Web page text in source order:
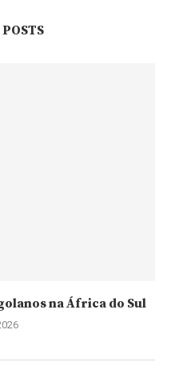
na África do Sul